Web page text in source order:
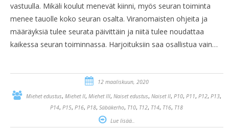
vastuulla. Mikäli koulut menevät kiinni, myös seuran toiminta
menee tauolle koko seuran osalta. Viranomaisten ohjeita ja
määräyksiä tulee seurata päivittäin ja niitä tulee noudattaa
kaikessa seuran toiminnassa. Harjoituksiin saa osallistua vain…
12 maaliskuun, 2020
Miehet edustus, Miehet II, Miehet III, Naiset edustus, Naiset II, P10, P11, P12, P13,
P14,P15,P16,P18, Säbäkerho, T10, T12, T14, T16, T18
Lue lisää..